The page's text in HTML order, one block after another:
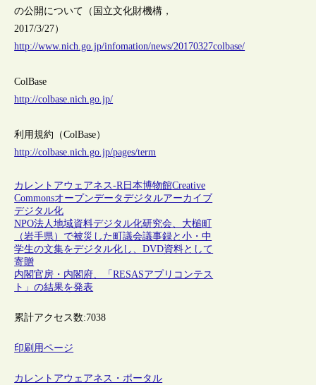
の公開について（国立文化財機構，
2017/3/27）
http://www.nich.go.jp/infomation/news/20170327colbase/
ColBase
http://colbase.nich.go.jp/
利用規約（ColBase）
http://colbase.nich.go.jp/pages/term
カレントアウェアネス-R 日本博物館Creative
Commonsオープンデータデジタルアーカイブ
デジタル化
NPO法人地域資料デジタル化研究会、大槌町
（岩手県）で被災した町議会議事録と小・中
学生の文集をデジタル化し、DVD資料として
寄贈
内閣官房・内閣府、「RESASアプリコンテス
ト」の結果を発表
累計アクセス数:7038
印刷用ページ
カレントアウェアネス・ポータル